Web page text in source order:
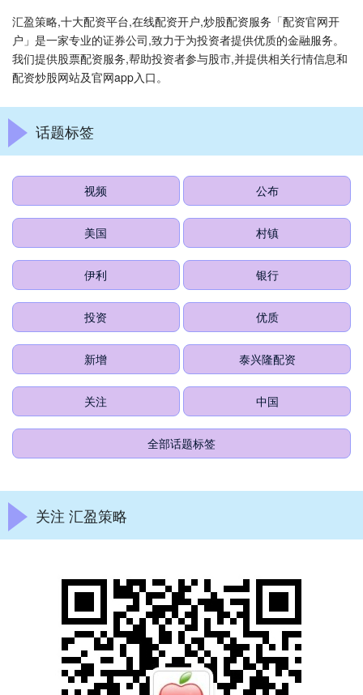
汇盈策略,十大配资平台,在线配资开户,炒股配资服务「配资官网开
户」是一家专业的证券公司,致力于为投资者提供优质的金融服务。
我们提供股票配资服务,帮助投资者参与股市,并提供相关行情信息和
配资炒股网站及官网app入口。
话题标签
视频 公布
美国 村镇
伊利 银行
投资 优质
新增 泰兴隆配资
关注 中国
全部话题标签
关注 汇盈策略